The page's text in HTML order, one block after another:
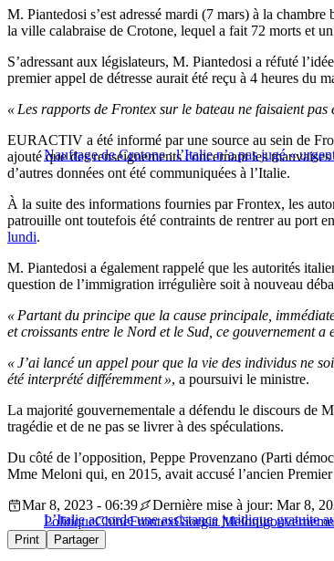
M. Piantedosi s’est adressé mardi (7 mars) à la
la ville calabraise de Crotone, lequel a fait 72 morts et
S’adressant aux législateurs, M. Piantedosi a réfuté
premier appel de détresse aurait été reçu à 4 heures du
« Les rapports de Frontex sur le bateau ne faisaient pas
Naufrage de Crotone : l’Italie n’a pas jugé «
EURACTIV a été informé par une source au sein de
ajouté que des renseignements concernant les
d’autres données ont été communiquées à l’Italie.
À la suite des informations fournies par Frontex, les
patrouille ont toutefois été contraints de rentrer au port
lundi.
M. Piantedosi a également rappelé que les autorités
question de l’immigration irrégulière soit à nouveau
« Partant du principe que la cause principale,
et croissants entre le Nord et le Sud, ce gouvernement
« J’ai lancé un appel pour que la vie des individus ne
été interprété différemment », a poursuivi le ministre.
La majorité gouvernementale a défendu le discours de
tragédie et de ne pas se livrer à des spéculations.
Du côté de l’opposition, Peppe Provenzano (Parti
Mme Meloni qui, en 2015, avait accusé l’ancien
L’Italie accorde une assistance juridique gratuite
Mar 8, 2023 - 06:39
Dernière mise à jour: Mar 8,
PolitiqueChineFrontexGiorgia Meloni
Print Partager